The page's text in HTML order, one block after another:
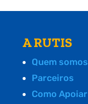
A RUTIS
Quem somos
Parceiros
Como Apoiar